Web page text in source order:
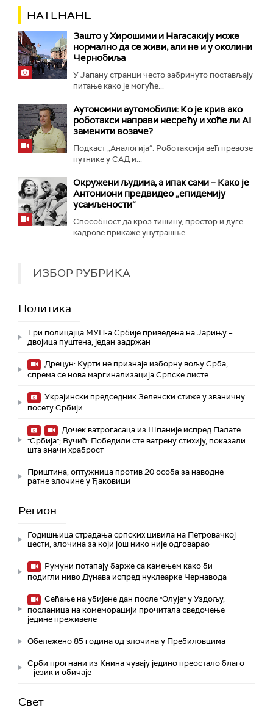
НАТЕНАНЕ
Зашто у Хирошими и Нагасакију може
нормално да се живи, али не и у околини
Чернобиља
У Јапану странци често забринуто постављају
питање како је могуће...
Аутономни аутомобили: Ко је крив ако
роботакси направи несрећу и хоће ли AI
заменити возаче?
Подкаст „Аналогија“: Роботаксији већ превозе
путнике у САД и...
Окружени људима, а ипак сами – Како је
Антониони предвидео „епидемију
усамљености“
Способност да кроз тишину, простор и дуге
кадрове прикаже унутрашње...
ИЗБОР РУБРИКА
Политика
Три полицајца МУП-а Србије приведена на Јарињу –
двојица пуштена, један задржан
Дрецун: Курти не признаје изборну вољу Срба,
спрема се нова маргинализација Српске листе
Украјински председник Зеленски стиже у званичну
посету Србији
Дочек ватрогасаца из Шпаније испред Палате
"Србија"; Вучић: Победили сте ватрену стихију, показали
шта значи храброст
Приштина, оптужница против 20 особа за наводне
ратне злочине у Ђаковици
Регион
Годишњица страдања српских цивила на Петровачкој
цести, злочина за који још нико није одговарао
Румуни потапају барже са камењем како би
подигли ниво Дунава испред нуклеарке Чернавода
Сећање на убијене дан после "Олује" у Уздољу,
посланица на комеморацији прочитала сведочење
једине преживеле
Обележено 85 година од злочина у Пребиловцима
Срби прогнани из Книна чувају једино преостало благо
– језик и обичаје
Свет